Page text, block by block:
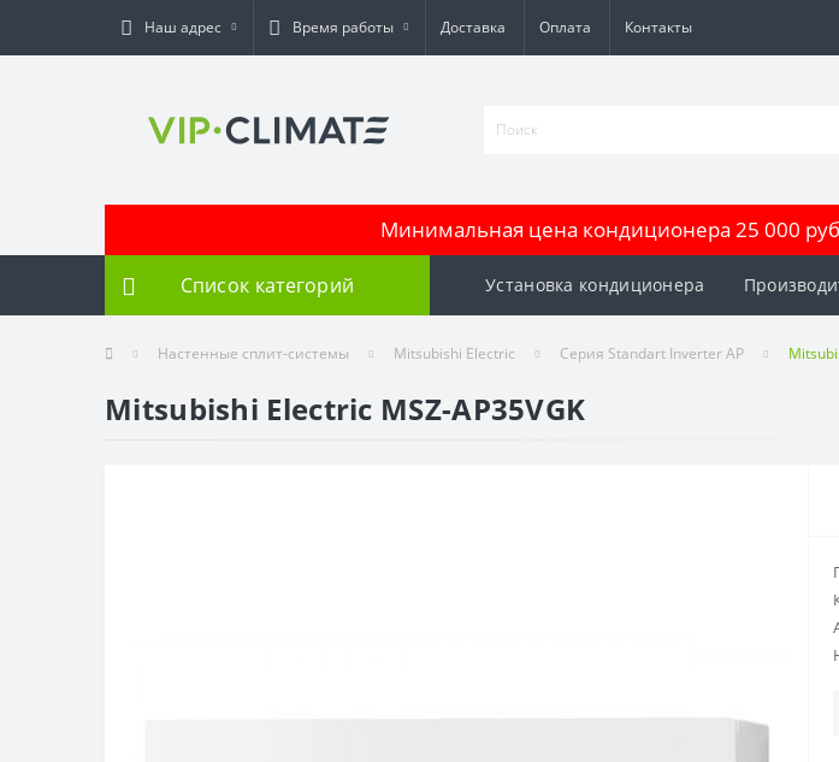
Наш адрес Время работы Доставка Оплата Контакты
Минимальная цена кондиционера 25 000
Список категорий Установка кондиционера
Настенные сплит-системы Mitsubishi Electric Серия Standart Inverter AP
Mitsubishi Electric MSZ-AP35VGK